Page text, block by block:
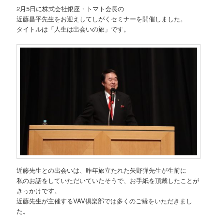
2月5日に株式会社銀座・トマト会長の
近藤昌平先生をお迎えしてしがくセミナーを開催しました。
タイトルは「人生は出会いの旅」です。
近藤先生との出会いは、昨年旅立たれた矢野彈先生が生前に
私のお話をしていただいていたそうで、お手紙を頂戴したことが
きっかけです。
近藤先生が主催するVAV倶楽部では多くのご縁をいただきまし
た。